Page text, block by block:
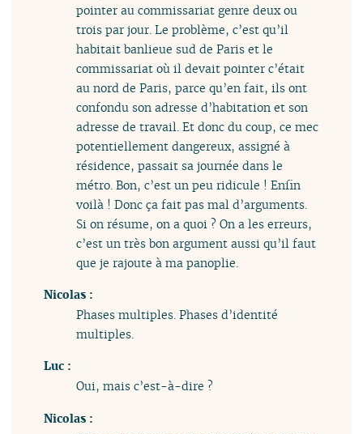
pointer au commissariat genre deux ou
trois par jour. Le problème, c’est qu’il
habitait banlieue sud de Paris et le
commissariat où il devait pointer c’était
au nord de Paris, parce qu’en fait, ils ont
confondu son adresse d’habitation et son
adresse de travail. Et donc du coup, ce mec
potentiellement dangereux, assigné à
résidence, passait sa journée dans le
métro. Bon, c’est un peu ridicule ! Enfin
voilà ! Donc ça fait pas mal d’arguments.
Si on résume, on a quoi ? On a les erreurs,
c’est un très bon argument aussi qu’il faut
que je rajoute à ma panoplie.
Nicolas :
Phases multiples. Phases d’identité
multiples.
Luc :
Oui, mais c’est-à-dire ?
Nicolas :